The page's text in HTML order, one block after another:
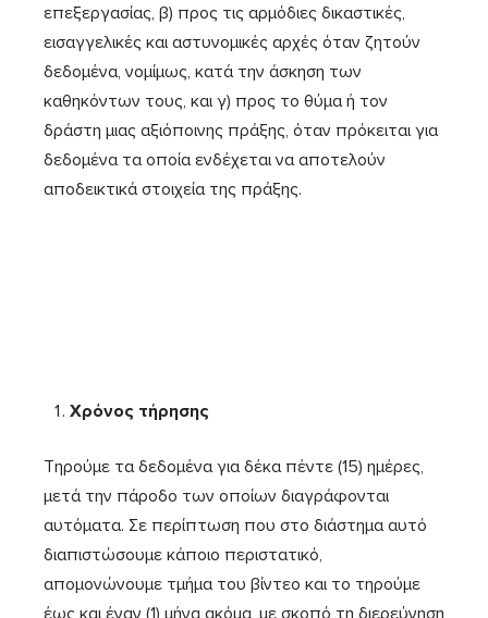
επεξεργασίας, β) προς τις αρμόδιες δικαστικές,
εισαγγελικές και αστυνομικές αρχές όταν ζητούν
δεδομένα, νομίμως, κατά την άσκηση των
καθηκόντων τους, και γ) προς το θύμα ή τον
δράστη μιας αξιόποινης πράξης, όταν πρόκειται για
δεδομένα τα οποία ενδέχεται να αποτελούν
αποδεικτικά στοιχεία της πράξης.
Χρόνος τήρησης
Τηρούμε τα δεδομένα για δέκα πέντε (15) ημέρες,
μετά την πάροδο των οποίων διαγράφονται
αυτόματα. Σε περίπτωση που στο διάστημα αυτό
διαπιστώσουμε κάποιο περιστατικό,
απομονώνουμε τμήμα του βίντεο και το τηρούμε
έως και έναν (1) μήνα ακόμα, με σκοπό τη διερεύνηση